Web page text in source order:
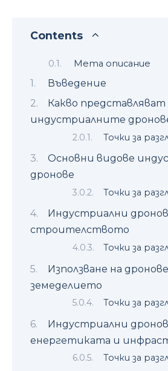
Contents
Мета описание
Въведение
Какво представляват
индустриалните
Точки за
Основни видове
дронове
Точки за
Индустриални
строителството
Точки за
Използване на
земеделието
Точки за
Индустриални
енергетиката и
Точки за